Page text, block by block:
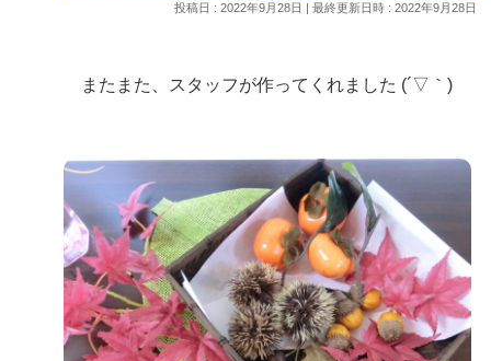
投稿日 : 2022年9月28日 最終更新日時 : 2022年9月28日
またまた、スタッフが作ってくれました (´▽｀)